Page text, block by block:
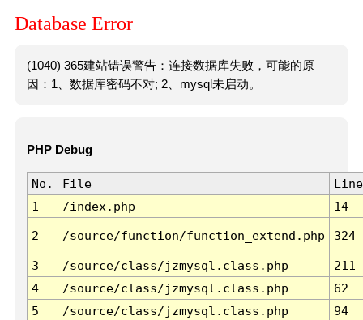
Database Error
(1040) 365建站错误警告：连接数据库失败，可能的原
因：1、数据库密码不对; 2、mysql未启动。
PHP Debug
No. File
Line
1
/index.php 14
2 /source/function/function_extend.php 324
3 /source/class/jzmysql.class.php
211
4
/source/class/jzmysql.class.php
62
5
/source/class/jzmysql.class.php
94